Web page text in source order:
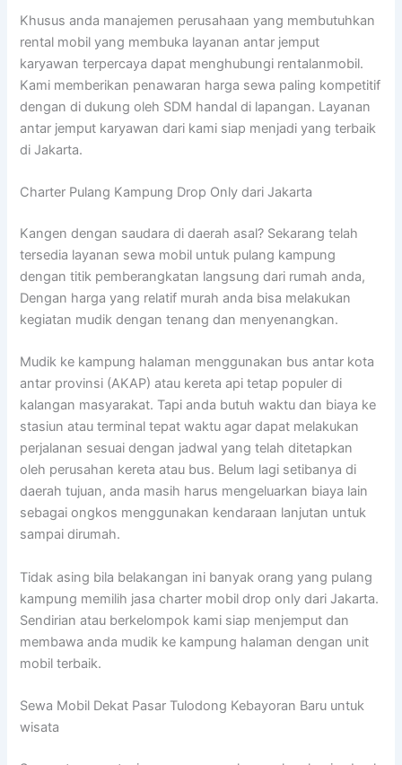
Khusus anda manajemen perusahaan yang membutuhkan
rental mobil yang membuka layanan antar jemput
karyawan terpercaya dapat menghubungi rentalanmobil.
Kami memberikan penawaran harga sewa paling kompetitif
dengan di dukung oleh SDM handal di lapangan. Layanan
antar jemput karyawan dari kami siap menjadi yang terbaik
di Jakarta.
Charter Pulang Kampung Drop Only dari Jakarta
Kangen dengan saudara di daerah asal? Sekarang telah
tersedia layanan sewa mobil untuk pulang kampung
dengan titik pemberangkatan langsung dari rumah anda,
Dengan harga yang relatif murah anda bisa melakukan
kegiatan mudik dengan tenang dan menyenangkan.
Mudik ke kampung halaman menggunakan bus antar kota
antar provinsi (AKAP) atau kereta api tetap populer di
kalangan masyarakat. Tapi anda butuh waktu dan biaya ke
stasiun atau terminal tepat waktu agar dapat melakukan
perjalanan sesuai dengan jadwal yang telah ditetapkan
oleh perusahan kereta atau bus. Belum lagi setibanya di
daerah tujuan, anda masih harus mengeluarkan biaya lain
sebagai ongkos menggunakan kendaraan lanjutan untuk
sampai dirumah.
Tidak asing bila belakangan ini banyak orang yang pulang
kampung memilih jasa charter mobil drop only dari Jakarta.
Sendirian atau berkelompok kami siap menjemput dan
membawa anda mudik ke kampung halaman dengan unit
mobil terbaik.
Sewa Mobil Dekat Pasar Tulodong Kebayoran Baru untuk
wisata